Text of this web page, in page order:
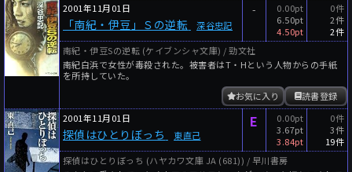
2001年11月01日
「南紀・伊豆」Ｓの逆転 深谷忠記
-
0.00pt
6.50pt
4.50pt
0件
2件
2件
南紀・伊豆Sの逆転 (ケイブンシャ文庫) / 勁文社
南紀白浜で女性が毒殺された。被害者はT・Hという人物からの手紙
を所持していた。
読書登録
お気に入り
2001年11月01日
探偵はひとりぼっち 東直己
E
0.00pt
3.67pt
3.84pt
0件
3件
19件
探偵はひとりぼっち (ハヤカワ文庫 JA (681)) / 早川書房